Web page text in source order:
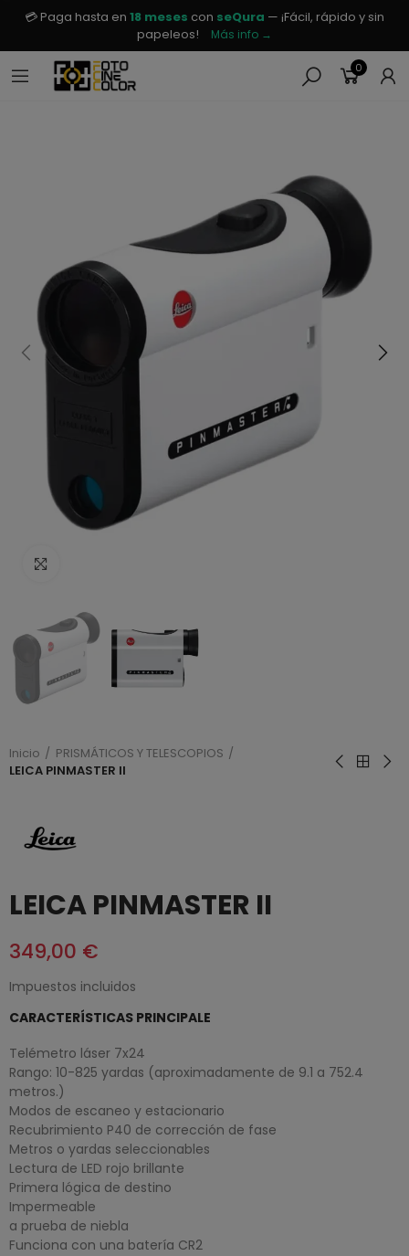
💳 Paga hasta en 18 meses con seQura — ¡Fácil, rápido y sin
papeleos!
Más info →
0
Inicio
PRISMÁTICOS Y TELESCOPIOS
LEICA PINMASTER II
LEICA PINMASTER II
349,00 €
Impuestos incluidos
CARACTERÍSTICAS PRINCIPALE
Telémetro láser 7x24
Rango: 10-825 yardas (aproximadamente de 9.1 a 752.4
metros.)
Modos de escaneo y estacionario
Recubrimiento P40 de corrección de fase
Metros o yardas seleccionables
Lectura de LED rojo brillante
Primera lógica de destino
Impermeable
a prueba de niebla
Funciona con una batería CR2